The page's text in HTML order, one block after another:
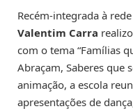
Recém-integrada à
Valentim Carra
com o tema “Famílias
Abraçam, Saberes que
animação, a escola
apresentações de